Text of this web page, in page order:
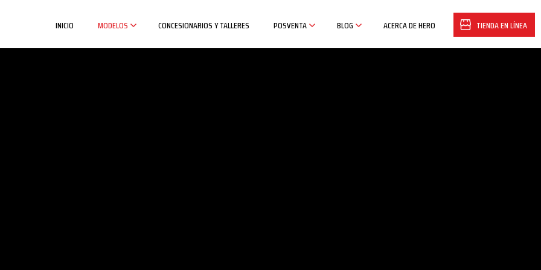
INICIO MODELOS CONCESIONARIOS Y TALLERES POSVENTA BLOG ACERCA DE HERO TIENDA EN LÍNEA